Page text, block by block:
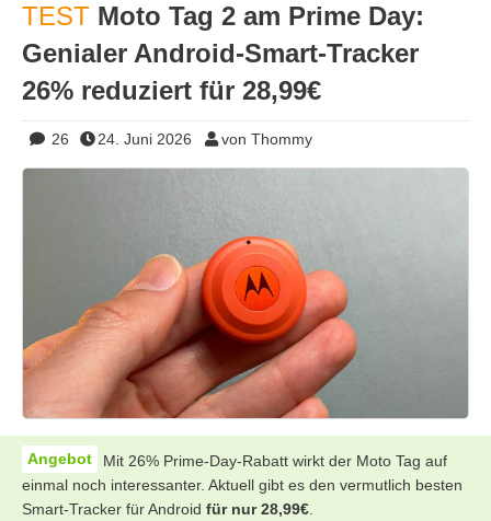
TEST Moto Tag 2 am Prime Day:
Genialer Android-Smart-Tracker
26% reduziert für 28,99€
26 24. Juni 2026 von Thommy
Mit 26% Prime-Day-Rabatt wirkt der Moto Tag auf
einmal noch interessanter. Aktuell gibt es den vermutlich besten
Smart-Tracker für Android für nur 28,99€.